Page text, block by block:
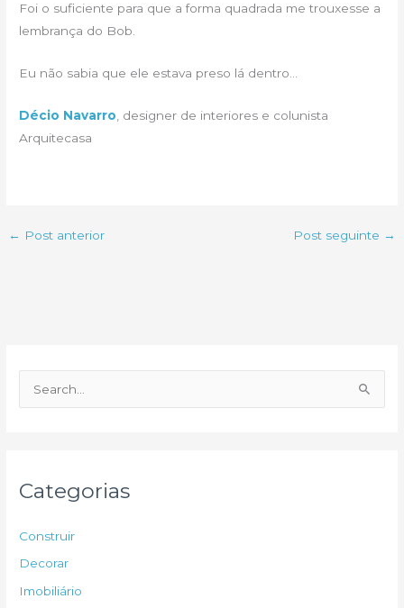
Foi o suficiente para que a forma quadrada me trouxesse a
lembrança do Bob.
Eu não sabia que ele estava preso lá dentro…
Décio Navarro , designer de interiores e colunista
Arquitecasa
← Post anterior Post seguinte →
e
p
Categorias
Construir
Decorar
Imobiliário